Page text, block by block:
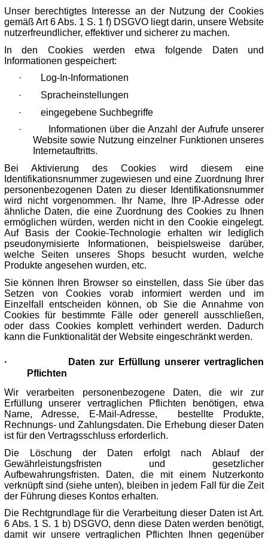
Unser berechtigtes Interesse an der Nutzung der Cookies
gemäß Art 6 Abs. 1 S. 1 f) DSGVO liegt darin, unsere Website
nutzerfreundlicher, effektiver und sicherer zu machen.
In den Cookies werden etwa folgende Daten und
Informationen gespeichert:
·
Log-In-Informationen
·
Spracheinstellungen
·
eingegebene Suchbegriffe
·
Informationen über die Anzahl der Aufrufe unserer
Website sowie Nutzung einzelner Funktionen unseres
Internetauftritts.
Bei Aktivierung des Cookies wird diesem eine
Identifikationsnummer zugewiesen und eine Zuordnung Ihrer
personenbezogenen Daten zu dieser Identifikationsnummer
wird nicht vorgenommen. Ihr Name, Ihre IP-Adresse oder
ähnliche Daten, die eine Zuordnung des Cookies zu Ihnen
ermöglichen würden, werden nicht in den Cookie eingelegt.
Auf Basis der Cookie-Technologie erhalten wir lediglich
pseudonymisierte Informationen, beispielsweise darüber,
welche Seiten unseres Shops besucht wurden, welche
Produkte angesehen wurden, etc.
Sie können Ihren Browser so einstellen, dass Sie über das
Setzen von Cookies vorab informiert werden und im
Einzelfall entscheiden können, ob Sie die Annahme von
Cookies für bestimmte Fälle oder generell ausschließen,
oder dass Cookies komplett verhindert werden. Dadurch
kann die Funktionalität der Website eingeschränkt werden.
·
Daten zur Erfüllung unserer vertraglichen
Pflichten
Wir verarbeiten personenbezogene Daten, die wir zur
Erfüllung unserer vertraglichen Pflichten benötigen, etwa
Name, Adresse, E-Mail-Adresse, bestellte Produkte,
Rechnungs- und Zahlungsdaten. Die Erhebung dieser Daten
ist für den Vertragsschluss erforderlich.
Die Löschung der Daten erfolgt nach Ablauf der
Gewährleistungsfristen und gesetzlicher
Aufbewahrungsfristen. Daten, die mit einem Nutzerkonto
verknüpft sind (siehe unten), bleiben in jedem Fall für die Zeit
der Führung dieses Kontos erhalten.
Die Rechtgrundlage für die Verarbeitung dieser Daten ist Art.
6 Abs. 1 S. 1 b) DSGVO, denn diese Daten werden benötigt,
damit wir unsere vertraglichen Pflichten Ihnen gegenüber